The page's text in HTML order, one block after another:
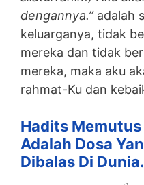
dengannya.”adalah
keluarganya, tidak
mereka dan tidak
mereka, maka aku
rahmat-Ku dan
Hadits
Adalah Dosa
Dibalas Di Dunia.